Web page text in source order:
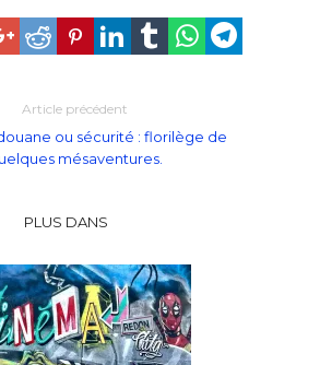
Article précédent
ou sécurité : florilège de
mésaventures.
PLUS DANS